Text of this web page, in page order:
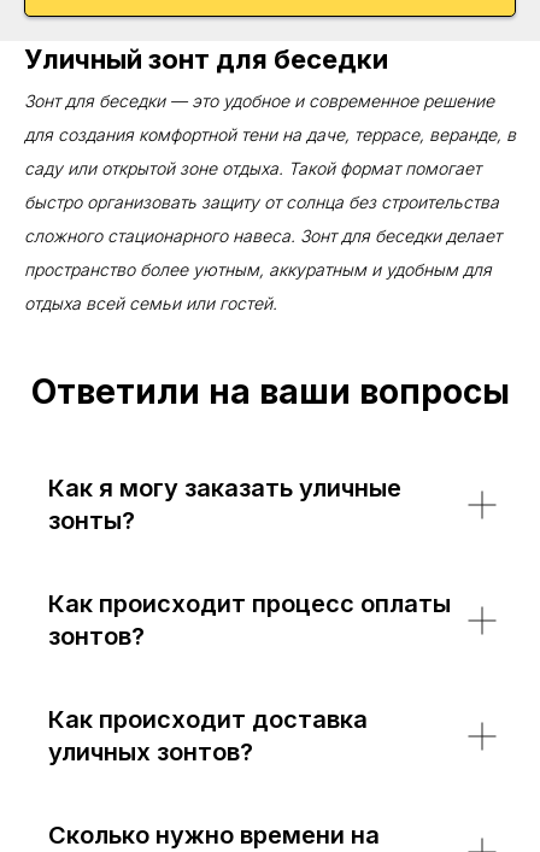
Уличный зонт для беседки
Зонт для беседки — это удобное и современное решение
для создания комфортной тени на даче, террасе, веранде, в
саду или открытой зоне отдыха. Такой формат помогает
быстро организовать защиту от солнца без строительства
сложного стационарного навеса. Зонт для беседки делает
пространство более уютным, аккуратным и удобным для
отдыха всей семьи или гостей.
Ответили на ваши вопросы
Как я могу заказать уличные
зонты?
Как происходит процесс оплаты
зонтов?
Как происходит доставка
уличных зонтов?
Сколько нужно времени на